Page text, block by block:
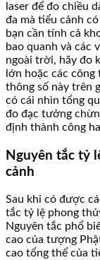
laser để đo chiều
đa mà tiểu cảnh
bạn cần tính cả
bao quanh và các
ngoài trời, hãy đo
lớn hoặc các
thông số này trên
có cái nhìn tổng
đo đạc tưởng
định thành công
Nguyên tắc tỷ
cảnh
Sau khi có được
tắc tỷ lệ phong
Nguyên tắc phổ
cao của tượng
cao tổng thể của